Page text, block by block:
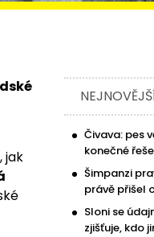
jak
Čivava: pes
konečné
Šimpanzi
právě přišel
Sloni se
zjišťuje, kdo